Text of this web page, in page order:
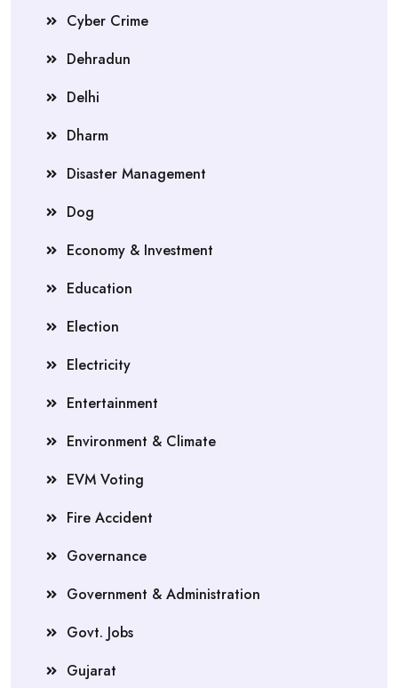
Cyber Crime
Dehradun
Delhi
Dharm
Disaster Management
Dog
Economy & Investment
Education
Election
Electricity
Entertainment
Environment & Climate
EVM Voting
Fire Accident
Governance
Government & Administration
Govt. Jobs
Gujarat